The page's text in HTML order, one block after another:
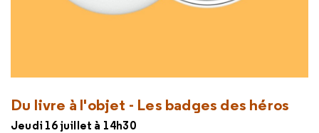
Du livre à l'objet - Les badges des héros
Jeudi 16 juillet à 14h30